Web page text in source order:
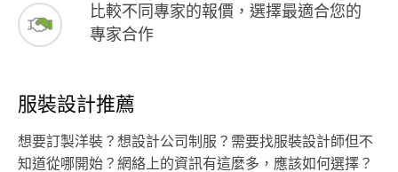
比較不同專家的報價，選擇最適合您的
專家合作
服裝設計推薦
想要訂製洋裝？想設計公司制服？需要找服裝設計師但不
知道從哪開始？網絡上的資訊有這麼多，應該如何選擇？